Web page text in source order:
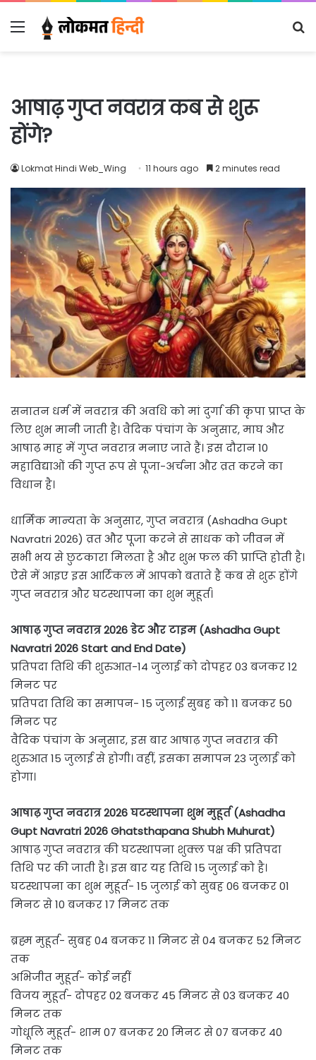
Menu
आषाढ़ गुप्त नवरात्र कब से शुरू
होंगे?
Lokmat Hindi Web_Wing 11 hours ago 2 minutes read
सनातन धर्म में नवरात्र की अवधि को मां दुर्गा की कृपा प्राप्त के
लिए शुभ मानी जाती है। वैदिक पंचांग के अनुसार, माघ और
आषाढ़ माह में गुप्त नवरात्र मनाए जाते हैं। इस दौरान 10
महाविद्याओं की गुप्त रूप से पूजा-अर्चना और व्रत करने का
विधान है।
धार्मिक मान्यता के अनुसार, गुप्त नवरात्र (Ashadha Gupt
Navratri 2026) व्रत और पूजा करने से साधक को जीवन में
सभी भय से छुटकारा मिलता है और शुभ फल की प्राप्ति होती है।
ऐसे में आइए इस आर्टिकल में आपको बताते हैं कब से शुरू होंगे
गुप्त नवरात्र और घटस्थापना का शुभ मुहूर्त।
आषाढ़ गुप्त नवरात्र 2026 डेट और टाइम (Ashadha Gupt
Navratri 2026 Start and End Date)
प्रतिपदा तिथि की शुरुआत-14 जुलाई को दोपहर 03 बजकर 12
मिनट पर
प्रतिपदा तिथि का समापन- 15 जुलाई सुबह को 11 बजकर 50
मिनट पर
वैदिक पंचांग के अनुसार, इस बार आषाढ़ गुप्त नवरात्र की
शुरुआत 15 जुलाई से होगी। वहीं, इसका समापन 23 जुलाई को
होगा।
आषाढ़ गुप्त नवरात्र 2026 घटस्थापना शुभ मुहूर्त (Ashadha
Gupt Navratri 2026 Ghatsthapana Shubh Muhurat)
आषाढ़ गुप्त नवरात्र की घटस्थापना शुक्ल पक्ष की प्रतिपदा
तिथि पर की जाती है। इस बार यह तिथि 15 जुलाई को है।
घटस्थापना का शुभ मुहूर्त- 15 जुलाई को सुबह 06 बजकर 01
मिनट से 10 बजकर 17 मिनट तक
ब्रह्म मुहूर्त- सुबह 04 बजकर 11 मिनट से 04 बजकर 52 मिनट
तक
अभिजीत मुहूर्त- कोई नहीं
विजय मुहूर्त- दोपहर 02 बजकर 45 मिनट से 03 बजकर 40
मिनट तक
गोधूलि मुहूर्त- शाम 07 बजकर 20 मिनट से 07 बजकर 40
मिनट तक